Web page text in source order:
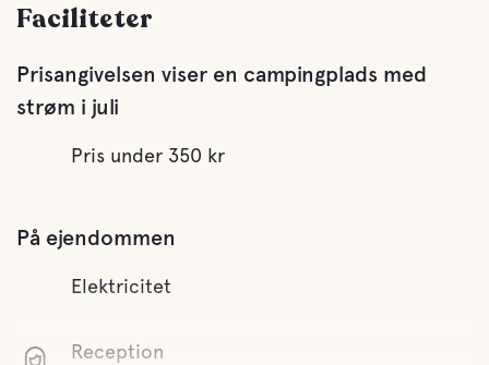
Faciliteter
Prisangivelsen viser en campingplads med
strøm i juli
Pris under 350 kr
På ejendommen
Elektricitet
Reception